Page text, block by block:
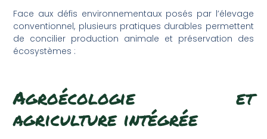
Face aux défis environnementaux posés par l’élevage
conventionnel, plusieurs pratiques durables permettent
de concilier production animale et préservation des
écosystèmes :
Agroécologie et
agriculture intégrée